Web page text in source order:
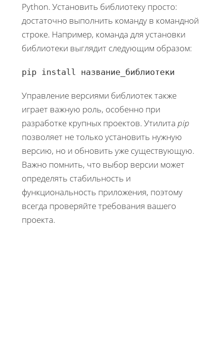
Python. Установить библиотеку просто:
достаточно выполнить команду в командной
строке. Например, команда для установки
библиотеки выглядит следующим образом:
pip install название_библиотеки
Управление версиями библиотек также
играет важную роль, особенно при
разработке крупных проектов. Утилита pip
позволяет не только установить нужную
версию, но и обновить уже существующую.
Важно помнить, что выбор версии может
определять стабильность и
функциональность приложения, поэтому
всегда проверяйте требования вашего
проекта.